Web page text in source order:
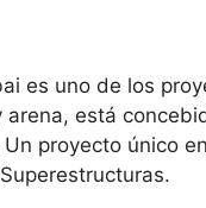
es uno de los
está
proyecto único